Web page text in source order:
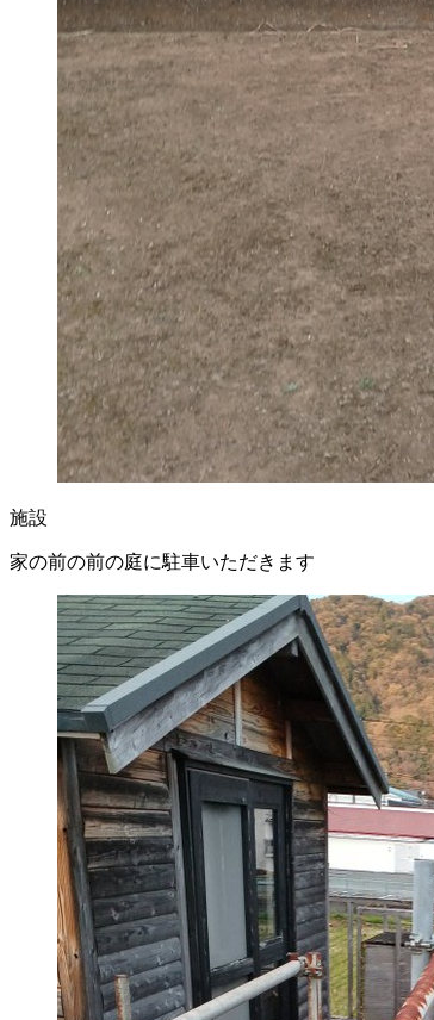
施設
家の前の前の庭に駐車いただきます